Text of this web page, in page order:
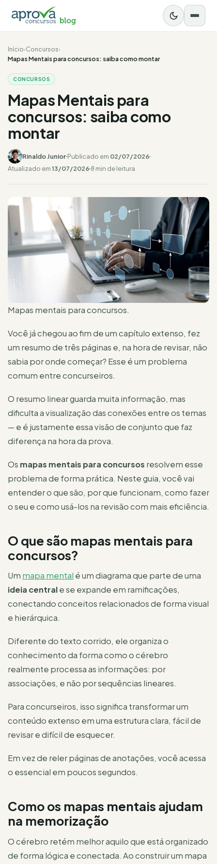
Início›Concursos›
Mapas Mentais para concursos: saiba como montar
CONCURSOS
Mapas Mentais para
concursos: saiba como
montar
Rinaldo Junior Publicado em 02/07/2026
Atualizado em13/07/2026 8 min de leitura
Mapas mentais para concursos.
Você já chegou ao fim de um capítulo extenso, fez
um resumo de três páginas e, na hora de revisar, não
sabia por onde começar? Esse é um problema
comum entre concurseiros.
O resumo linear guarda muita informação, mas
dificulta a visualização das conexões entre os temas
— e é justamente essa visão de conjunto que faz
diferença na hora da prova.
Os mapas mentais para concursos resolvem esse
problema de forma prática. Neste guia, você vai
entender o que são, por que funcionam, como fazer
o seu e como usá-los na revisão com mais eficiência.
O que são mapas mentais para
concursos?
Um mapa mental é um diagrama que parte de uma
ideia centrale se expande em ramificações,
conectando conceitos relacionados de forma visual
e hierárquica.
Diferente do texto corrido, ele organiza o
conhecimento da forma como o cérebro
realmente processa as informações: por
associações, e não por sequências lineares.
Para concurseiros, isso significa transformar um
conteúdo extenso em uma estrutura clara, fácil de
revisar e difícil de esquecer.
Em vez de reler páginas de anotações, você acessa
o essencial em poucos segundos.
Como os mapas mentais ajudam
na memorização
O cérebro retém melhor aquilo que está organizado
de forma lógica e conectada. Ao construir um mapa